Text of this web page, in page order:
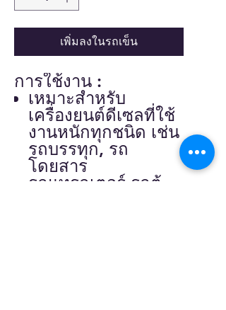
เพิ่มลงในรถเข็น
การใช้งาน :
เหมาะสำหรับ
เครื่องยนต์ดีเซลที่ใช้
งานหนักทุกชนิด เช่น
รถบรรทุก, รถ
โดยสาร
รถแทรกเตอร์ รถตู้